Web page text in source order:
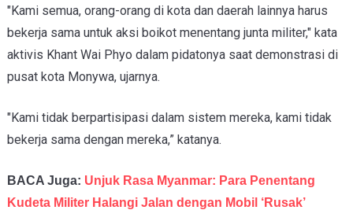
"Kami semua, orang-orang di kota dan daerah lainnya harus
bekerja sama untuk aksi boikot menentang junta militer," kata
aktivis Khant Wai Phyo dalam pidatonya saat demonstrasi di
pusat kota Monywa, ujarnya.
"Kami tidak berpartisipasi dalam sistem mereka, kami tidak
bekerja sama dengan mereka,” katanya.
BACA Juga: Unjuk Rasa Myanmar: Para Penentang
Kudeta Militer Halangi Jalan dengan Mobil ‘Rusak’